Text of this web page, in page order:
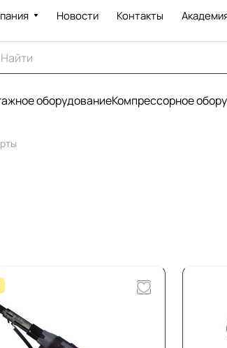
Новости Контакты
оборудованиеКомпрессорное